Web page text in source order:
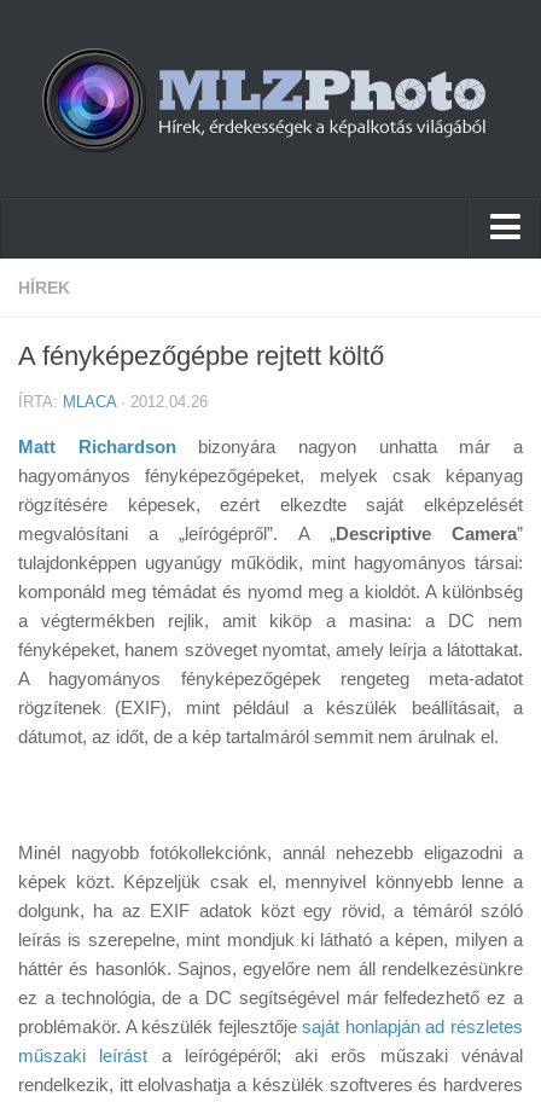
Hírek
Cikkek
Firmware
Tudástár
Tanácsok
Érdekességek
Helyszíni Riport
E-BB
HÍREK
A fényképezőgépbe rejtett költő
ÍRTA: MLACA· 2012.04.26
Matt Richardsonbizonyára nagyon unhatta már a
hagyományos fényképezőgépeket, melyek csak képanyag
rögzítésére képesek, ezért elkezdte saját elképzelését
megvalósítani a „leírógépről”. A „Descriptive Camera”
tulajdonképpen ugyanúgy működik, mint hagyományos társai:
komponáld meg témádat és nyomd meg a kioldót. A különbség
a végtermékben rejlik, amit kiköp a masina: a DC nem
fényképeket, hanem szöveget nyomtat, amely leírja a látottakat.
A hagyományos fényképezőgépek rengeteg meta-adatot
rögzítenek (EXIF), mint például a készülék beállításait, a
dátumot, az időt, de a kép tartalmáról semmit nem árulnak el.
Minél nagyobb fotókollekciónk, annál nehezebb eligazodni a
képek közt. Képzeljük csak el, mennyivel könnyebb lenne a
dolgunk, ha az EXIF adatok közt egy rövid, a témáról szóló
leírás is szerepelne, mint mondjuk ki látható a képen, milyen a
háttér és hasonlók. Sajnos, egyelőre nem áll rendelkezésünkre
ez a technológia, de a DC segítségével már felfedezhető ez a
problémakör. A készülék fejlesztőjesaját honlapján ad részletes
műszaki leírást a leírógépéről; aki erős műszaki vénával
rendelkezik, itt elolvashatja a készülék szoftveres és hardveres